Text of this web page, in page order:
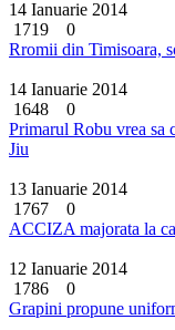
14 Ianuarie 2014
1719
0
Rromii din Timisoara,
14 Ianuarie 2014
1648
0
Primarul Robu vrea sa
Jiu
13 Ianuarie 2014
1767
0
ACCIZA majorata la
12 Ianuarie 2014
1786
0
Grapini propune